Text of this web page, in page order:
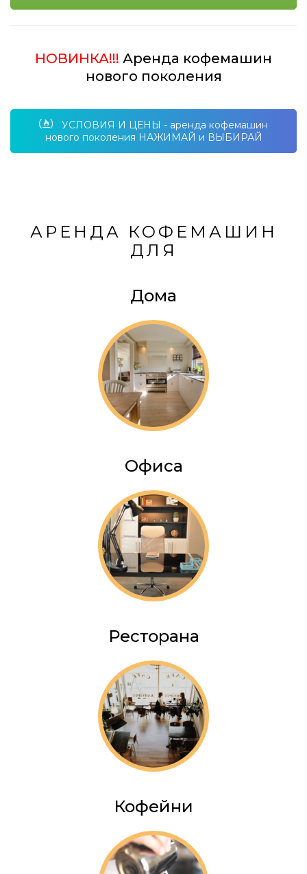
НОВИНКА!!! Аренда кофемашин
нового поколения
УСЛОВИЯ И ЦЕНЫ - аренда кофемашин
нового поколения НАЖИМАЙ и ВЫБИРАЙ
АРЕНДА КОФЕМАШИН
ДЛЯ
Дома
Офиса
Ресторана
Кофейни